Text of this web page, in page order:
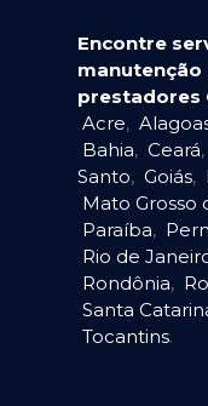
Encontre
manutenção
prestadores
Acre,
Bahia, Ceará,
Santo, Goiás,
Mato Grosso
Paraíba,
Rio de
Rondônia,
Santa
Tocantins.